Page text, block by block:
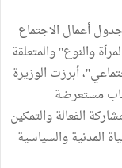
أعمال الاجتماع
والنوع" والمتعلقة
أبرزت الوزيرة
مستعرضة
الفعالة والتمكين
المدنية والسياسية